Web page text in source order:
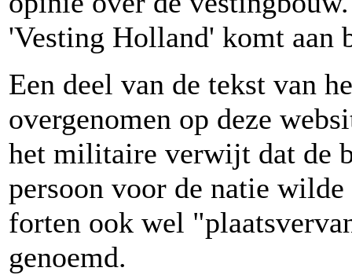
'Vesting Holland' komt aan
Een deel van de tekst van
overgenomen op deze
het militaire verwijt dat de
persoon voor de natie
forten ook wel
genoemd.